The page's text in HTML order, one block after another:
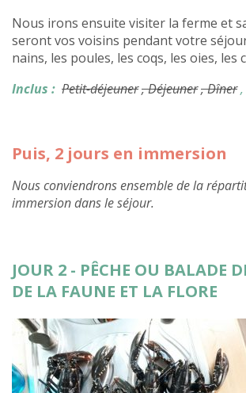
Nous irons ensuite visiter la ferme et
seront vos voisins pendant votre
nains, les poules, les coqs, les oies, les
Inclus : Petit-déjeuner, Déjeuner, Dîner
Puis, 2 jours en immersion
Nous conviendrons ensemble de la
immersion dans le séjour.
JOUR 2 - PÊCHE OU BALADE
DE LA FAUNE ET LA FLORE